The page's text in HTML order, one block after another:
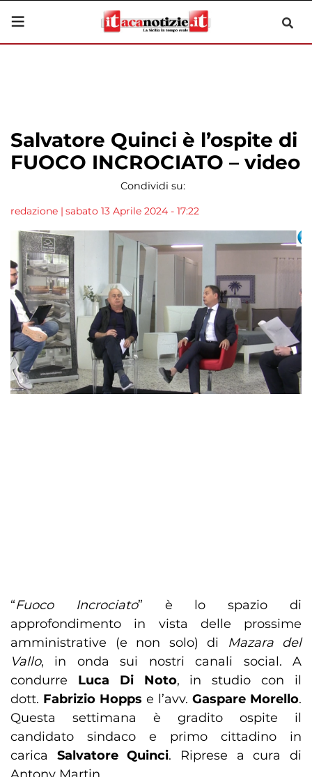
Salvatore Quinci è l’ospite di
FUOCO INCROCIATO – video
Condividi su:
redazione | sabato 13 Aprile 2024 - 17:22
“FuocoIncrociato” è lo spazio di
approfondimento in vista delle prossime
amministrative (e non solo) di
Mazara del
Vallo, in onda sui nostri canali social. A
condurre Luca Di Noto, in studio con il
dott. Fabrizio Hopps e l’avv. Gaspare Morello.
Questa settimana è gradito ospite il
candidato sindaco e primo cittadino in
carica Salvatore Quinci. Riprese a cura di